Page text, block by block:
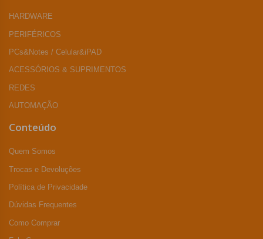
HARDWARE
PERIFÉRICOS
PCs&Notes / Celular&iPAD
ACESSÓRIOS & SUPRIMENTOS
REDES
AUTOMAÇÃO
Conteúdo
Quem Somos
Trocas e Devoluções
Política de Privacidade
Dúvidas Frequentes
Como Comprar